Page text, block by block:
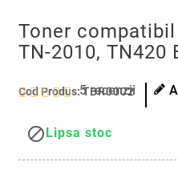
Toner
TN-2010, TN420
Cod Produs:TBR0002
5recenzii
 Lipsa stoc